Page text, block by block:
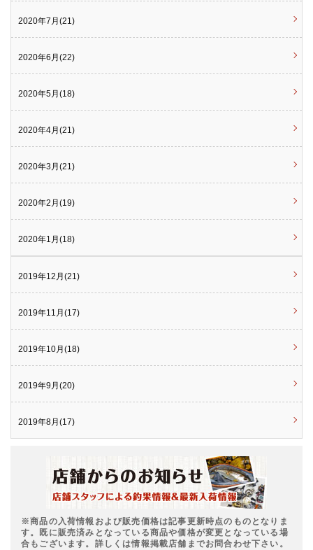
2020年7月(21)
2020年6月(22)
2020年5月(18)
2020年4月(21)
2020年3月(21)
2020年2月(19)
2020年1月(18)
2019年12月(21)
2019年11月(17)
2019年10月(18)
2019年9月(20)
2019年8月(17)
※商品の入荷情報および販売価格は記事更新時点のものとなりま
す。既に販売済みとなっている商品や価格が変更となっている場
合もございます。詳しくは情報掲載店舗までお問合わせ下さい。